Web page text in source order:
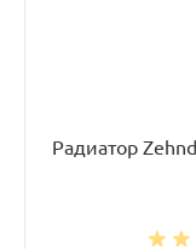
Радиатор